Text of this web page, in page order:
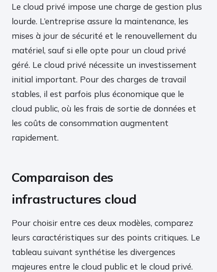
Le cloud privé impose une charge de gestion plus
lourde. L’entreprise assure la maintenance, les
mises à jour de sécurité et le renouvellement du
matériel, sauf si elle opte pour un cloud privé
géré. Le cloud privé nécessite un investissement
initial important. Pour des charges de travail
stables, il est parfois plus économique que le
cloud public, où les frais de sortie de données et
les coûts de consommation augmentent
rapidement.
Comparaison des
infrastructures cloud
Pour choisir entre ces deux modèles, comparez
leurs caractéristiques sur des points critiques. Le
tableau suivant synthétise les divergences
majeures entre le cloud public et le cloud privé.